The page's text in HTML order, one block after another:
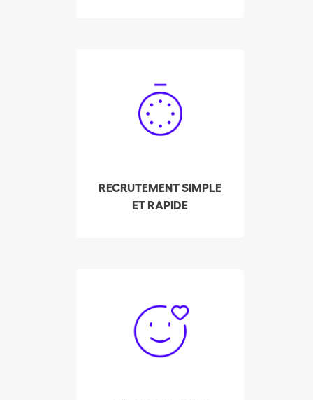
RECRUTEMENT SIMPLE
ET RAPIDE
de ménage à Vernier en
quelques clics ! Notre
système vous fait
ménage pré-
sélectionnés et les mieux
Batmaid a permis à plus
de 3'000 femmes de
ménage de quitter le